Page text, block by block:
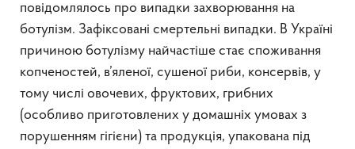
повідомлялось про випадки захворювання на
ботулізм. Зафіксовані смертельні випадки. В Україні
причиною ботулізму найчастіше стає споживання
копченостей, в’яленої, сушеної риби, консервів, у
тому числі овочевих, фруктових, грибних
(особливо приготовлених у домашніх умовах з
порушенням гігієни) та продукція, упакована під